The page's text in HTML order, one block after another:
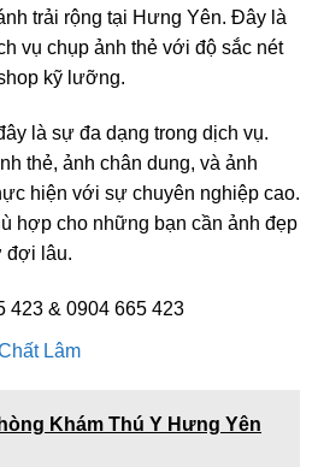
trải rộng tại Hưng Yên. Đây là
vụ chụp ảnh thẻ với độ sắc nét
kỹ lưỡng.
là sự đa dạng trong dịch vụ.
thẻ, ảnh chân dung, và ảnh
hiện với sự chuyên nghiệp cao.
hợp cho những bạn cần ảnh đẹp
đợi lâu.
423 & 0904 665 423
Lâm
Khám Thú Y Hưng Yên